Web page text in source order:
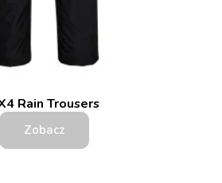
Rain Trousers
Zobacz